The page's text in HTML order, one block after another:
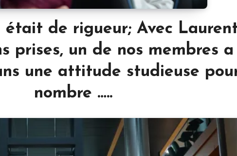
de rigueur; Avec
prises, un de nos membres
une attitude studieuse
nombre …..